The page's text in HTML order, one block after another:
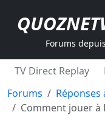
Forums
TV Direct Replay
Forums
Réponses
Comment jouer à